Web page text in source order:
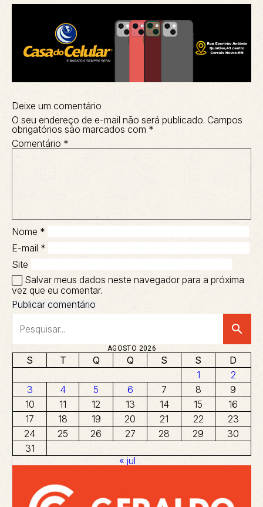
Deixe um comentário
O seu endereço de e-mail não será publicado. Campos
obrigatórios são marcados com *
Comentário *
Nome *
E-mail *
Site
Salvar meus dados neste navegador para a próxima
vez que eu comentar.
search
AGOSTO 2026
S T Q Q S S
D
1
2
3
4 5 6 7 8
9
10
11 12 13 14 15
16
17
18 19 20 21 22
23
24
25 26 27 28 29
30
31
« jul